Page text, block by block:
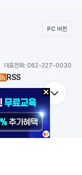
PC 버전
대표전화: 062-227-0030
RSS